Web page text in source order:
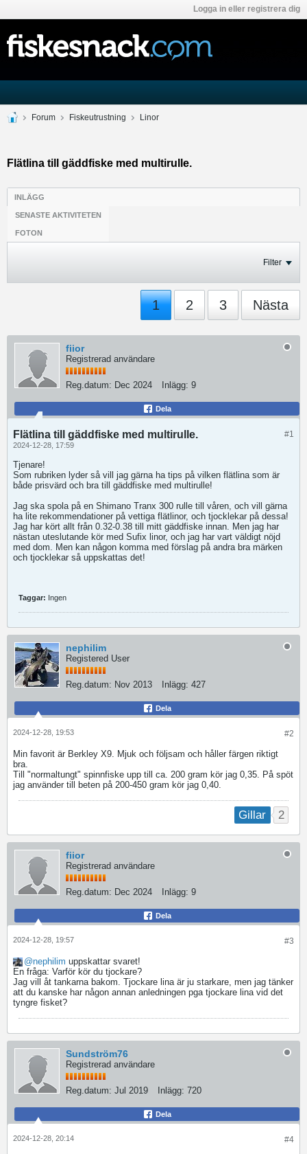
Logga in eller registrera dig
Forum Fiskeutrustning Linor
Flätlina till gäddfiske med multirulle.
INLÄGG
SENASTE AKTIVITETEN
FOTON
Filter
1 2 3 Nästa
fiior
Registrerad användare
Reg.datum: Dec 2024 Inlägg: 9
Dela
#1
Flätlina till gäddfiske med multirulle.
2024-12-28, 17:59
Tjenare!
Som rubriken lyder så vill jag gärna ha tips på vilken flätlina som är
både prisvärd och bra till gäddfiske med multirulle!
Jag ska spola på en Shimano Tranx 300 rulle till våren, och vill gärna
ha lite rekommendationer på vettiga flätlinor, och tjocklekar på dessa!
Jag har kört allt från 0.32-0.38 till mitt gäddfiske innan. Men jag har
nästan uteslutande kör med Sufix linor, och jag har vart väldigt nöjd
med dom. Men kan någon komma med förslag på andra bra märken
och tjocklekar så uppskattas det!
Taggar: Ingen
nephilim
Registered User
Reg.datum: Nov 2013 Inlägg: 427
Dela
#2
2024-12-28, 19:53
Min favorit är Berkley X9. Mjuk och följsam och håller färgen riktigt
bra.
Till "normaltungt" spinnfiske upp till ca. 200 gram kör jag 0,35. På spöt
jag använder till beten på 200-450 gram kör jag 0,40.
Gillar 2
fiior
Registrerad användare
Reg.datum: Dec 2024 Inlägg: 9
Dela
#3
2024-12-28, 19:57
nephilim uppskattar svaret!
En fråga: Varför kör du tjockare?
Jag vill åt tankarna bakom. Tjockare lina är ju starkare, men jag tänker
att du kanske har någon annan anledningen pga tjockare lina vid det
tyngre fisket?
Sundström76
Registrerad användare
Reg.datum: Jul 2019 Inlägg: 720
Dela
#4
2024-12-28, 20:14